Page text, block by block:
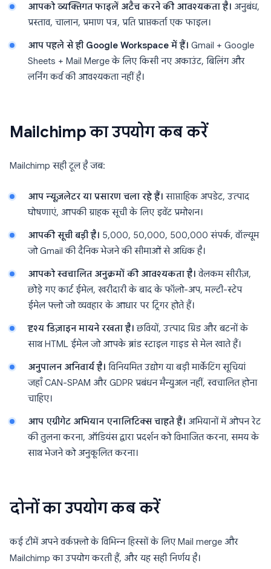
आपको व्यक्तिगत फाइलें अटैच करने की आवश्यकता है। अनुबंध,
प्रस्ताव, चालान, प्रमाण पत्र, प्रति प्राप्तकर्ता एक फाइल।
आप पहले से ही Google Workspace में हैं। Gmail + Google
Sheets + Mail Merge के लिए किसी नए अकाउंट, बिलिंग और
लर्निंग कर्व की आवश्यकता नहीं है।
Mailchimp का उपयोग कब करें
Mailchimp सही टूल है जब:
आप न्यूज़लेटर या प्रसारण चला रहे हैं। साप्ताहिक अपडेट, उत्पाद
घोषणाएं, आपकी ग्राहक सूची के लिए इवेंट प्रमोशन।
आपकी सूची बड़ी है। 5,000, 50,000, 500,000 संपर्क, वॉल्यूम
जो Gmail की दैनिक भेजने की सीमाओं से अधिक है।
आपको स्वचालित अनुक्रमों की आवश्यकता है। वेलकम सीरीज़,
छोड़े गए कार्ट ईमेल, खरीदारी के बाद के फॉलो-अप, मल्टी-स्टेप
ईमेल फ्लो जो व्यवहार के आधार पर ट्रिगर होते हैं।
दृश्य डिज़ाइन मायने रखता है। छवियों, उत्पाद ग्रिड और बटनों के
साथ HTML ईमेल जो आपके ब्रांड स्टाइल गाइड से मेल खाते हैं।
अनुपालन अनिवार्य है। विनियमित उद्योग या बड़ी मार्केटिंग सूचियां
जहाँ CAN-SPAM और GDPR प्रबंधन मैन्युअल नहीं, स्वचालित होना
चाहिए।
आप एग्रीगेट अभियान एनालिटिक्स चाहते हैं। अभियानों में ओपन रेट
की तुलना करना, ऑडियंस द्वारा प्रदर्शन को विभाजित करना, समय के
साथ भेजने को अनुकूलित करना।
दोनों का उपयोग कब करें
कई टीमें अपने वर्कफ़्लो के विभिन्न हिस्सों के लिए Mail merge और
Mailchimp का उपयोग करती हैं, और यह सही निर्णय है।